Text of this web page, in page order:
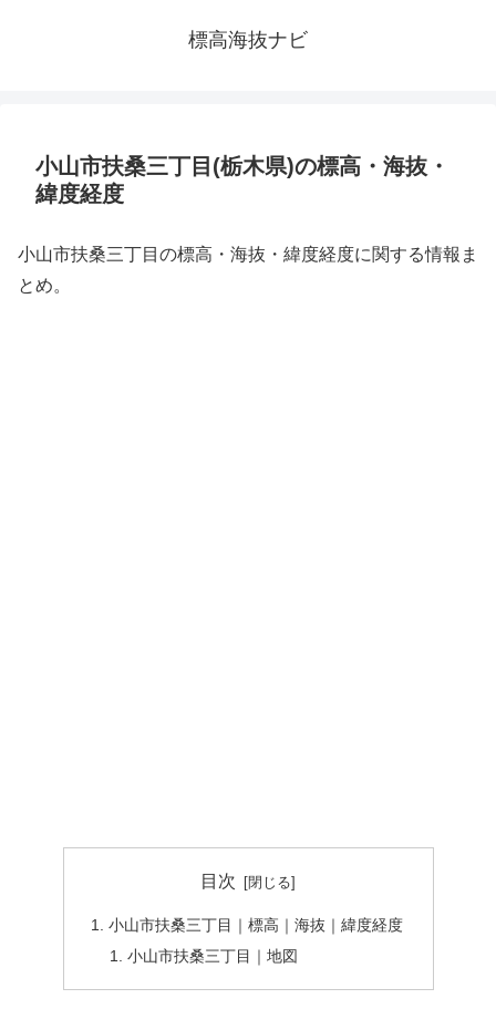
標高海抜ナビ
小山市扶桑三丁目(栃木県)の標高・海抜・
緯度経度
小山市扶桑三丁目の標高・海抜・緯度経度に関する情報ま
とめ。
目次
小山市扶桑三丁目｜標高｜海抜｜緯度経度
小山市扶桑三丁目｜地図